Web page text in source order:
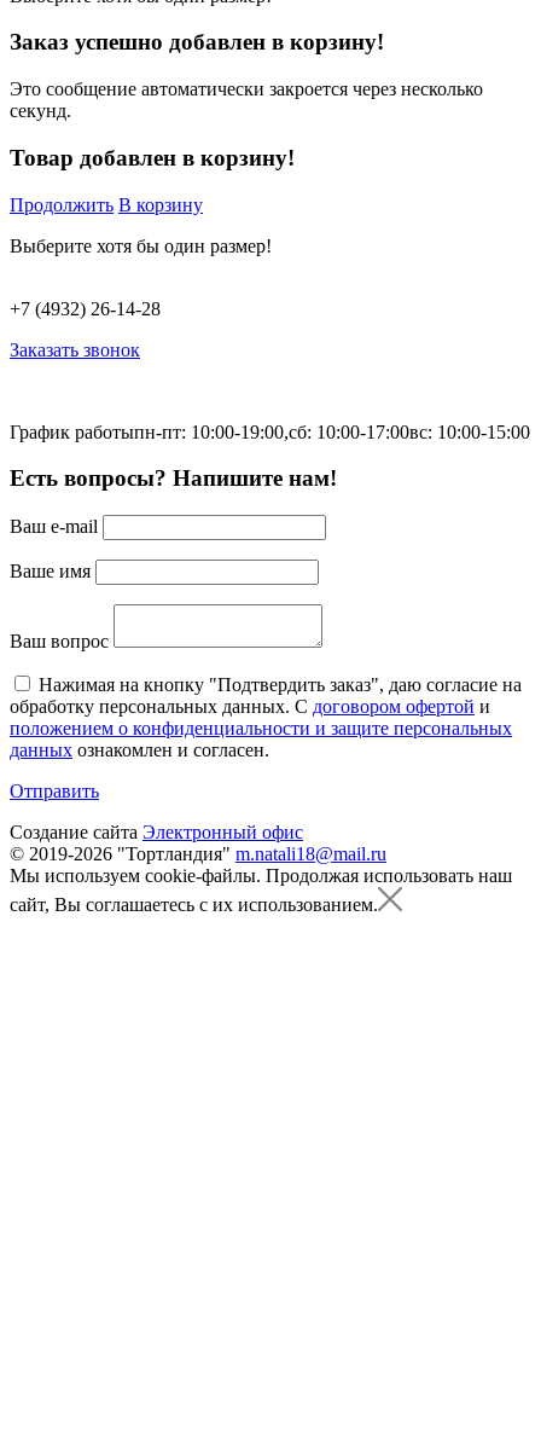
Заказ успешно добавлен в корзину!
Это сообщение автоматически закроется через несколько
секунд.
Товар добавлен в корзину!
Продолжить В корзину
Выберите хотя бы один размер!
+7 (4932) 26-14-28
Заказать звонок
График работыпн-пт: 10:00-19:00,сб: 10:00-17:00вс: 10:00-15:00
Есть вопросы? Напишите нам!
Ваш e-mail
Ваше имя
Ваш вопрос
Нажимая на кнопку "Подтвердить заказ", даю согласие на
обработку персональных данных. С договором офертой и
положением о конфиденциальности и защите персональных
данных ознакомлен и согласен.
Отправить
Создание сайта Электронный офис
© 2019-2026 "Тортландия" m.natali18@mail.ru
Мы используем cookie-файлы. Продолжая использовать наш
сайт, Вы соглашаетесь с их использованием.